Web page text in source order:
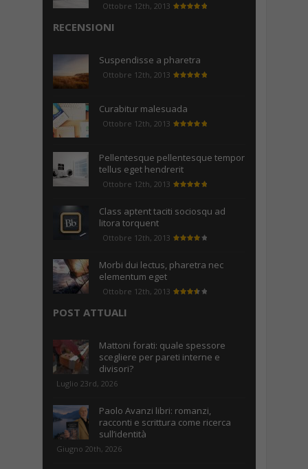
Ottobre 12th, 2013
RECENSIONI
Suspendisse a pharetra
Ottobre 12th, 2013
Curabitur malesuada
Ottobre 12th, 2013
Pellentesque pellentesque tempor
tellus eget hendrerit
Ottobre 12th, 2013
Class aptent taciti sociosqu ad
litora torquent
Ottobre 12th, 2013
Morbi dui lectus, pharetra nec
elementum eget
Ottobre 12th, 2013
POST ATTUALI
Mattoni forati: quale spessore
scegliere per pareti interne e
divisori?
Luglio 23rd, 2026
Paolo Avanzi libri: romanzi,
racconti e scrittura come ricerca
sull’identità
Giugno 20th, 2026